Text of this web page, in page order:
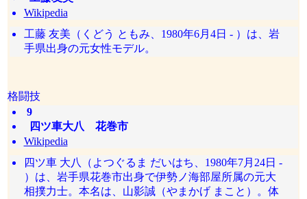
Wikipedia
工藤 友美（くどう ともみ、1980年6月4日 - ）は、岩
手県出身の元女性モデル。
格闘技
9
四ツ車大八 花巻市
Wikipedia
四ツ車 大八（よつぐるま だいはち、1980年7月24日 -
）は、岩手県花巻市出身で伊勢ノ海部屋所属の元大
相撲力士。本名は、山影誠（やまかげ まこと）。体